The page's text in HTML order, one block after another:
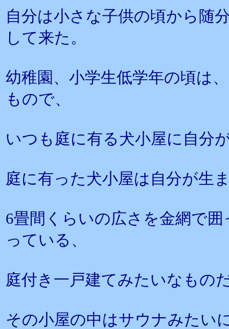
自分は小さな子供の頃から随
して来た。
幼稚園、小学生低学年の頃は
もので、
いつも庭に有る犬小屋に自分
庭に有った犬小屋は自分が生
6畳間くらいの広さを金網で
っている、
庭付き一戸建てみたいなもの
その小屋の中はサウナみたい